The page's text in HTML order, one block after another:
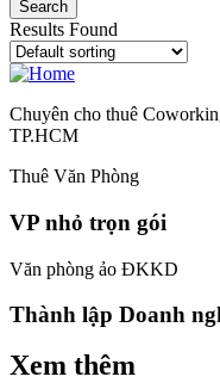
Results Found
Chuyên cho thuê
TP.HCM
Thuê Văn Phòng
VP nhỏ trọn gói
Văn phòng ảo ĐKKD
Thành lập Doanh
Xem thêm